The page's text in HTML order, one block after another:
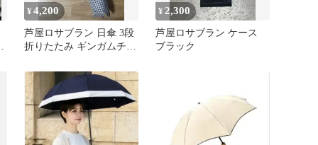
¥4,200
芦屋ロサブラン 日傘 3段
折りたたみ ギンガムチェ
¥2,300
芦屋ロサブラン ケース
ブラック